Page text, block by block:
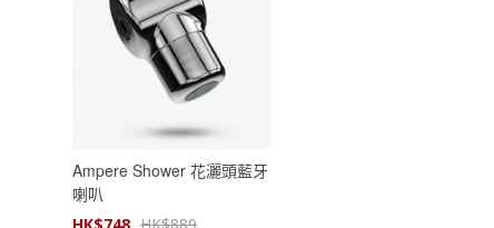
Ampere Shower 花灑頭藍牙
喇叭